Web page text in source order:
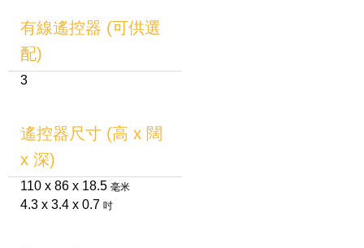
有線遙控器 (可供選
配)
3
遙控器尺寸 (高 x 闊
x 深)
110 x 86 x 18.5 毫米
4.3 x 3.4 x 0.7 吋